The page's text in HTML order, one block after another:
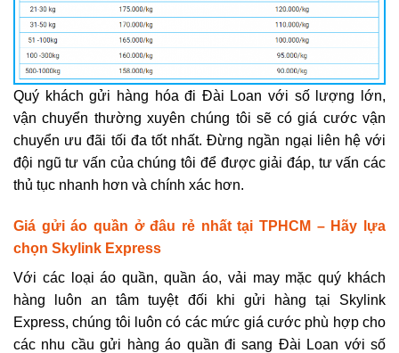
Quý khách gửi hàng hóa đi Đài Loan với số lượng lớn,
vận chuyển thường xuyên chúng tôi sẽ có giá cước vận
chuyển ưu đãi tối đa tốt nhất. Đừng ngần ngại liên hệ với
đội ngũ tư vấn của chúng tôi để được giải đáp, tư vấn các
thủ tục nhanh hơn và chính xác hơn.
Giá gửi áo quần ở đâu rẻ nhất tại TPHCM – Hãy lựa
chọn Skylink Express
Với các loại áo quần, quần áo, vải may mặc quý khách
hàng luôn an tâm tuyệt đối khi gửi hàng tại Skylink
Express, chúng tôi luôn có các mức giá cước phù hợp cho
các nhu cầu gửi hàng áo quần đi sang Đài Loan với số